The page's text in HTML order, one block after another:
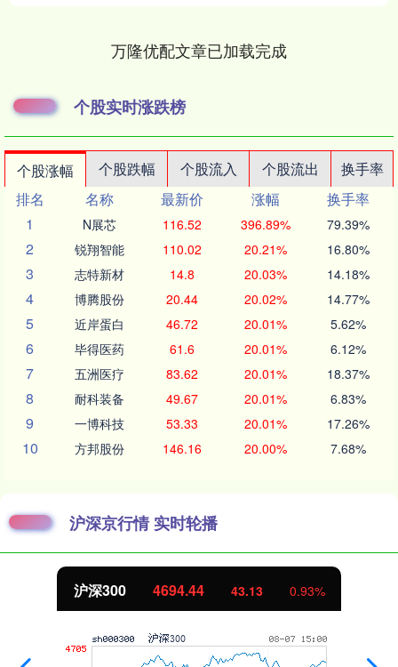
万隆优配文章已加载完成
个股实时涨跌榜
个股涨幅 个股跌幅 个股流入 个股流出
换手率
排名
名称 最新价 涨幅
换手率
1
N展芯 116.52 396.89% 79.39%
2 锐翔智能 110.02 20.21% 16.80%
3 志特新材 14.8 20.03% 14.18%
4 博腾股份 20.44 20.02% 14.77%
5 近岸蛋白 46.72 20.01% 5.62%
6 毕得医药 61.6 20.01% 6.12%
7 五洲医疗 83.62 20.01% 18.37%
8 耐科装备 49.67 20.01% 6.83%
9 一博科技 53.33 20.01% 17.26%
10 方邦股份 146.16 20.00% 7.68%
沪深京行情 实时轮播
沪深300 4694.44 43.13 0.93%